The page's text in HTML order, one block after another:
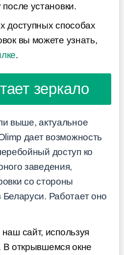
установки.
доступных способах
вы можете узнать,
.
зеркало
выше, актуальное
дает возможность
доступ ко
заведения,
со стороны
Работает оно
сайт, используя
В открывшемся окне